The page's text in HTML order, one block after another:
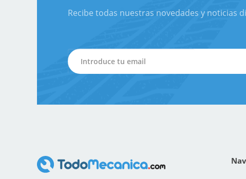
Recibe todas nuestras novedades y noticias